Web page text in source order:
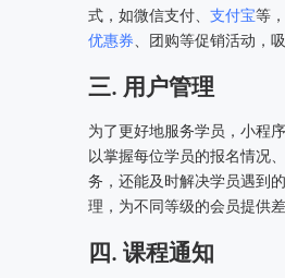
式，如微信支付、 支付宝等
优惠券 、团购等促销活动，
三. 用户管理
为了更好地服务学员，小程
以掌握每位学员的报名情况
务，还能及时解决学员遇到
理，为不同等级的会员提供
四. 课程通知